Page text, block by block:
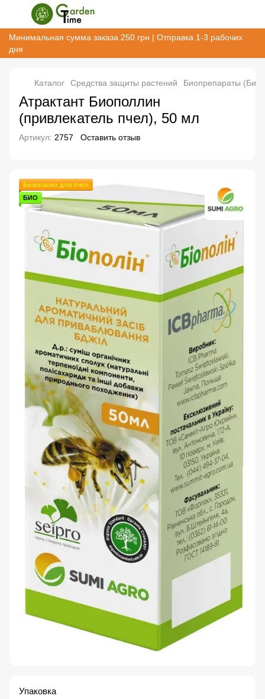
Минимальная сумма заказа 250 грн | Отправка 1-3 рабочих
дня
Каталог Cредства защиты растений Биопрепараты
Атрактант Биополлин
(привлекатель пчел), 50 мл
Артикул: 2757 Оставить отзыв
Безопасно для пчел
БИО
Упаковка